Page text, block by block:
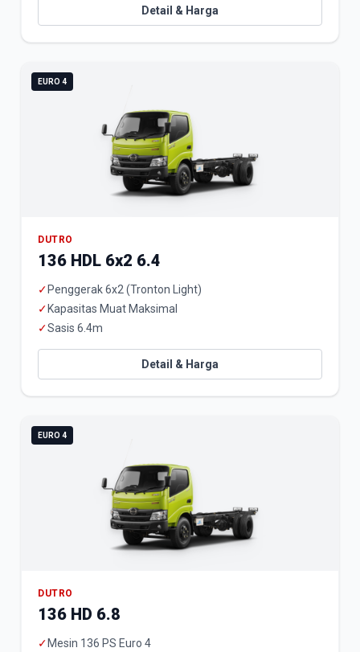
Detail & Harga
EURO 4
DUTRO
136 HDL 6x2 6.4
✓ Penggerak 6x2 (Tronton Light)
✓ Kapasitas Muat Maksimal
✓Sasis 6.4m
Detail & Harga
EURO 4
DUTRO
136 HD 6.8
✓ Mesin 136 PS Euro 4